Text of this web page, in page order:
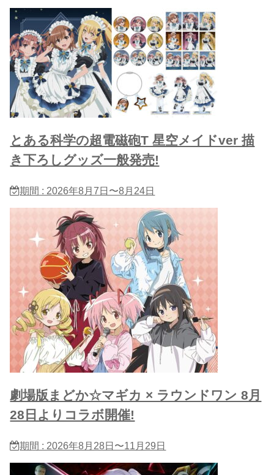
とある科学の超電磁砲T 星​空メイドver 描
き下ろしグッズ一般発売!
期間 : 2026年8月7日〜8月24日
劇場版まどか☆マギカ × ラウンドワン 8月
28日よりコラボ開催!
期間 : 2026年8月28日〜11月29日